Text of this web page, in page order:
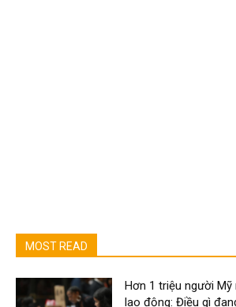
MOST READ
Hơn 1 triệu người
lao động: Điều gì